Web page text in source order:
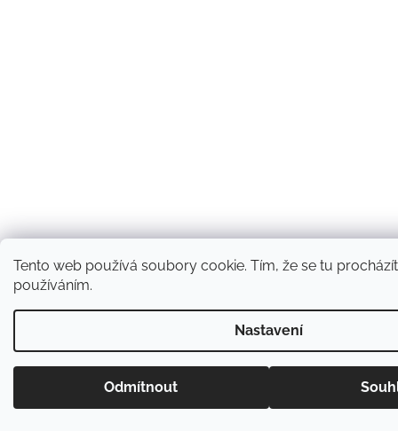
Tento web používá soubory cookie. Tím, že se tu
používáním.
Nastavení
Odmítnout